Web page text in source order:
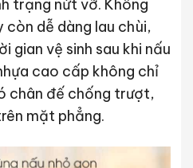
trạng nứt vỡ. Không
dễ dàng lau chùi,
gian vệ sinh sau khi nấu
cao cấp không chỉ
chân đế chống trượt,
mặt phẳng.